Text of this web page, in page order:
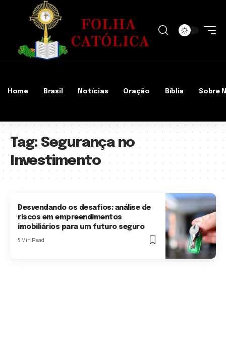
Home Brasil Notícias Oração Bíblia Sobre
Tag: Segurança no
Investimento
Desvendando os desafios: análise de
riscos em empreendimentos
imobiliários para um futuro seguro
5 Min Read